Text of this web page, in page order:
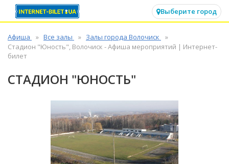
Выберите город
Афиша Все залы
Залы города Волочиск
Стадион "Юность", Волочиск - Афиша мероприятий | Интернет-
билет
СТАДИОН "ЮНОСТЬ"